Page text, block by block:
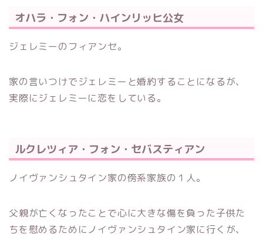
オハラ・フォン・ハインリッヒ公女
ジェレミーのフィアンセ。
家の言いつけでジェレミーと婚約することになるが、
実際にジェレミーに恋をしている。
ルクレツィア・フォン・セバスティアン
ノイヴァンシュタイン家の傍系家族の１人。
父親が亡くなったことで心に大きな傷を負った子供た
ちを慰めるためにノイヴァンシュタイン家に行くが、